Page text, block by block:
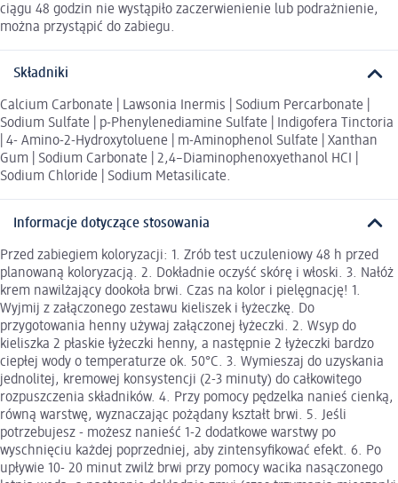
ciągu 48 godzin nie wystąpiło zaczerwienienie lub podrażnienie,
można przystąpić do zabiegu.
Składniki
Calcium Carbonate | Lawsonia Inermis | Sodium Percarbonate |
Sodium Sulfate | p-Phenylenediamine Sulfate | Indigofera Tinctoria
| 4- Amino-2-Hydroxytoluene | m-Aminophenol Sulfate | Xanthan
Gum | Sodium Carbonate | 2,4–Diaminophenoxyethanol HCI |
Sodium Chloride | Sodium Metasilicate.
Informacje dotyczące stosowania
Przed zabiegiem koloryzacji: 1. Zrób test uczuleniowy 48 h przed
planowaną koloryzacją. 2. Dokładnie oczyść skórę i włoski. 3. Nałóż
krem nawilżający dookoła brwi. Czas na kolor i pielęgnację! 1.
Wyjmij z załączonego zestawu kieliszek i łyżeczkę. Do
przygotowania henny używaj załączonej łyżeczki. 2. Wsyp do
kieliszka 2 płaskie łyżeczki henny, a następnie 2 łyżeczki bardzo
ciepłej wody o temperaturze ok. 50°C. 3. Wymieszaj do uzyskania
jednolitej, kremowej konsystencji (2-3 minuty) do całkowitego
rozpuszczenia składników. 4. Przy pomocy pędzelka nanieś cienką,
równą warstwę, wyznaczając pożądany kształt brwi. 5. Jeśli
potrzebujesz - możesz nanieść 1-2 dodatkowe warstwy po
wyschnięciu każdej poprzedniej, aby zintensyfikować efekt. 6. Po
upływie 10- 20 minut zwilż brwi przy pomocy wacika nasączonego